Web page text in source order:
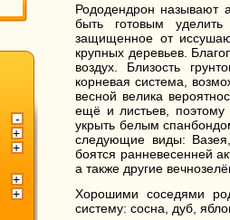
Рододендрон называют
быть готовым
защищенное от
крупных деревьев.
воздух. Близость
корневая система,
весной велика
ещё и листьев,
укрыть белым
следующие виды:
боятся ранневесенней
а также другие
Хорошими соседями
систему: сосна, дуб,